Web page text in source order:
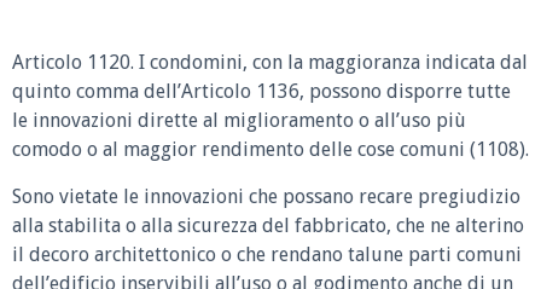
Articolo 1120. I condomini, con la maggioranza indicata dal
quinto comma dell’Articolo 1136, possono disporre tutte
le innovazioni dirette al miglioramento o all’uso più
comodo o al maggior rendimento delle cose comuni (1108).
Sono vietate le innovazioni che possano recare pregiudizio
alla stabilita o alla sicurezza del fabbricato, che ne alterino
il decoro architettonico o che rendano talune parti comuni
dell’edificio inservibili all’uso o al godimento anche di un